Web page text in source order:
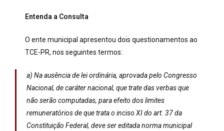
Entenda a Consulta
O ente municipal apresentou dois questionamentos ao
TCE-PR, nos seguintes termos:
a) Na ausência de lei ordinária, aprovada pelo Congresso
Nacional, de caráter nacional, que trate das verbas que
não serão computadas, para efeito dos limites
remuneratórios de que trata o inciso XI do art. 37 da
Constituição Federal, deve ser editada norma municipal